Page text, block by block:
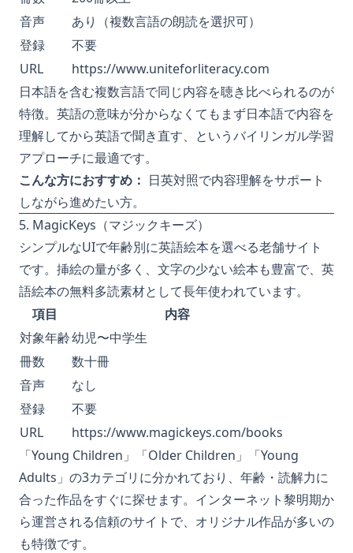
音声
あり（複数言語の朗読を選択可）
登録
不要
URL
https://www.uniteforliteracy.com
日本語を含む複数言語で同じ内容を聴き比べられるのが
特徴。英語の意味が分からなくてもまず日本語で内容を
理解してから英語で聞き直す、というバイリンガル学習
アプローチに最適です。
こんな方におすすめ： 日英対照で内容理解をサポート
しながら進めたい方。
5. MagicKeys（マジックキーズ）
シンプルなUIで年齢別に英語絵本を選べる老舗サイト
です。挿絵の量が多く、文字の少ない絵本も豊富で、英
語絵本の無料多読素材として長年使われています。
項目
内容
対象年齢幼児〜中学生
冊数
数十冊
音声
なし
登録
不要
URL
https://www.magickeys.com/books
「Young Children」「Older Children」「Young
Adults」の3カテゴリに分かれており、年齢・読解力に
合った作品をすぐに探せます。インターネット黎明期か
ら運営される信頼のサイトで、オリジナル作品が多いの
も特徴です。